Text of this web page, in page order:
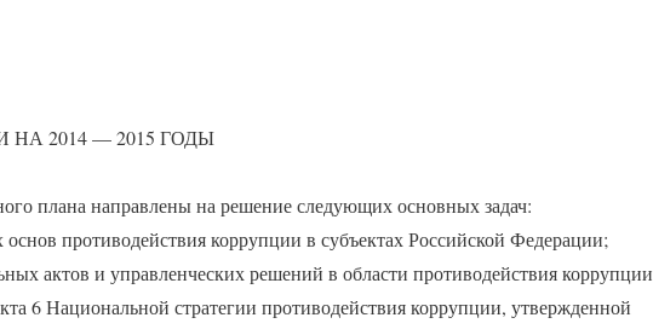
2014 — 2015 ГОДЫ
плана направлены на решение следующих основных задач:
противодействия коррупции в субъектах Российской Федерации;
актов и управленческих решений в области противодействия коррупции
6 Национальной стратегии противодействия коррупции, утвержденной